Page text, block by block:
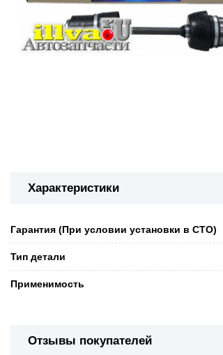
Характеристики
Гарантия (При условии установки в СТО)
Тип детали
Применимость
Отзывы покупателей